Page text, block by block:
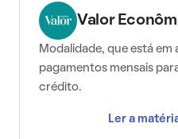
Valor
Modalidade, que está em
pagamentos mensais
crédito.
Ler a